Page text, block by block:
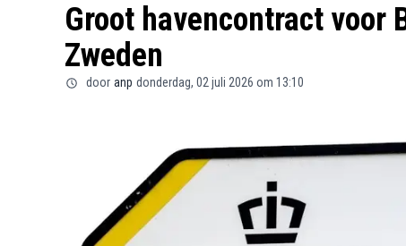
Groot havencontract voor
Zweden
door anp donderdag, 02 juli 2026 om 13:10